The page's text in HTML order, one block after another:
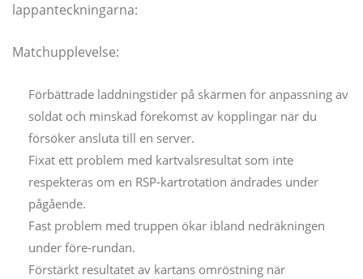
lappanteckningarna:
Matchupplevelse:
Förbättrade laddningstider på skärmen för anpassning av
soldat och minskad förekomst av kopplingar när du
försöker ansluta till en server.
Fixat ett problem med kartvalsresultat som inte
respekteras om en RSP-kartrotation ändrades under
pågående.
Fast problem med truppen ökar ibland nedräkningen
under före-rundan.
Förstärkt resultatet av kartans omröstning när